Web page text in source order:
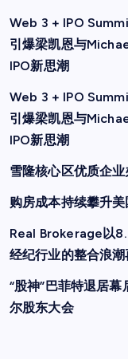
Web 3 + IPO
引爆梁凯恩与
IPO新思潮
Web 3 + IPO
引爆梁凯恩与
IPO新思潮
雪隆核心区优质企
购房成本持续攀升
Real Brokerage以
经纪行业的整合浪
“股神”巴菲特退居
尔股东大会